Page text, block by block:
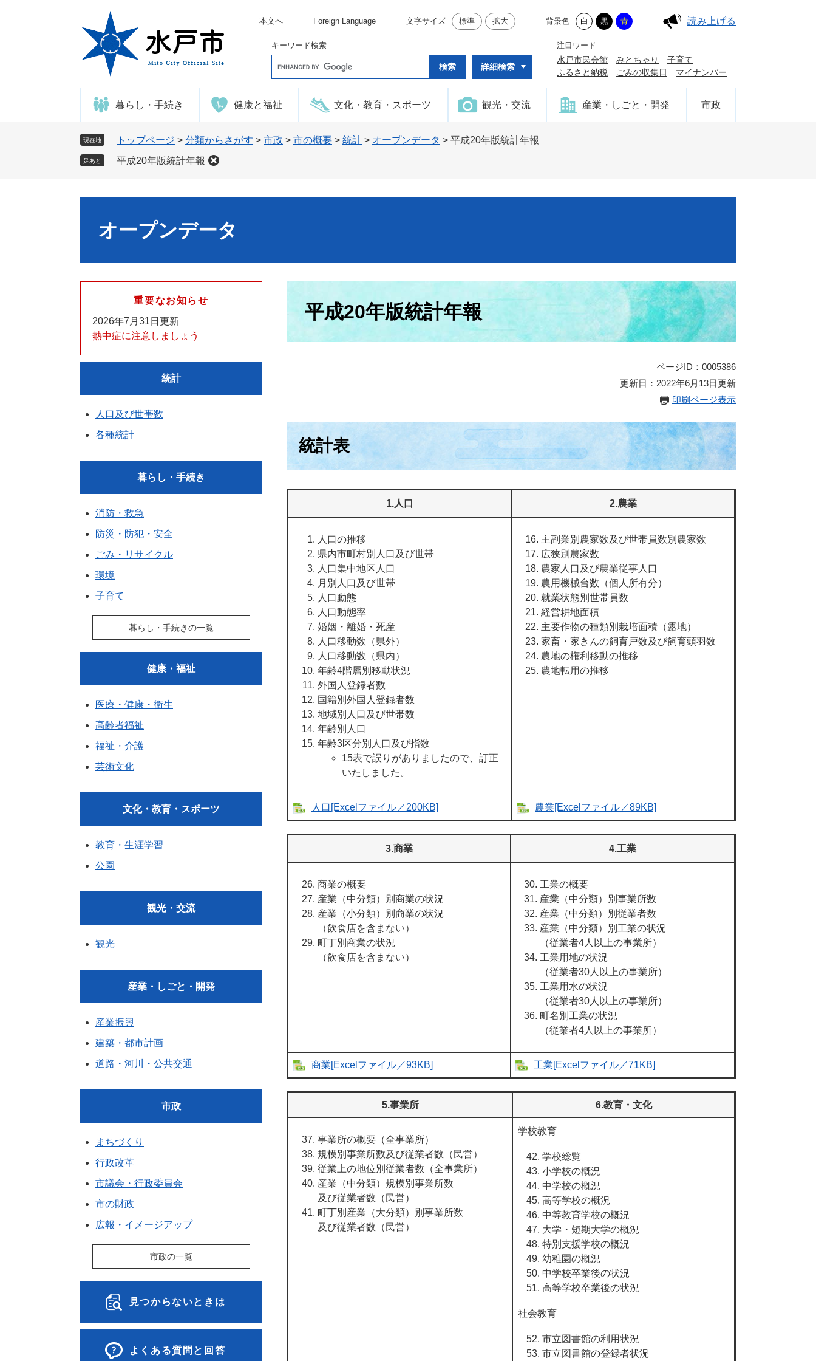
本文へ Foreign Language 文字サイズ 標準 拡大 背景色 白 黒 青 読み上げる
キーワード検索
o
e
タ
ム
詳細検索
注目ワード
水戸市民会館 みとちゃり
子育て
ふるさと納税
ごみの収集日 マイナンバー
暮らし・手続き 健康と福祉 文化・教育・スポーツ 観光・交流 産業・しごと・開発 市政
現在地 トップページ > 分類からさがす > 市政 > 市の概要 > 統計 > オープンデータ > 平成20年版統計年報
足あと 平成20年版統計年報
オープンデータ
平成20年版統計年報
ページID：0005386
更新日：2022年6月13日更新
印刷ページ表示
統計表
1.人口 2.農業
人口の推移
県内市町村別人口及び世帯
人口集中地区人口
月別人口及び世帯
人口動態
人口動態率
婚姻・離婚・死産
人口移動数（県外）
人口移動数（県内）
年齢4階層別移動状況
外国人登録者数
国籍別外国人登録者数
地域別人口及び世帯数
年齢別人口
年齢3区分別人口及び指数
15表で誤りがありましたので、訂正
いたしました。
主副業別農家数及び世帯員数別農家数
広狭別農家数
農家人口及び農業従事人口
農用機械台数（個人所有分）
就業状態別世帯員数
経営耕地面積
主要作物の種類別栽培面積（露地）
家畜・家きんの飼育戸数及び飼育頭羽数
農地の権利移動の推移
農地転用の推移
人口[Excelファイル／200KB] 農業[Excelファイル／89KB]
3.商業 4.工業
商業の概要
産業（中分類）別商業の状況
産業（小分類）別商業の状況
（飲食店を含まない）
町丁別商業の状況
（飲食店を含まない）
工業の概要
産業（中分類）別事業所数
産業（中分類）別従業者数
産業（中分類）別工業の状況
（従業者4人以上の事業所）
工業用地の状況
（従業者30人以上の事業所）
工業用水の状況
（従業者30人以上の事業所）
町名別工業の状況
（従業者4人以上の事業所）
商業[Excelファイル／93KB] 工業[Excelファイル／71KB]
5.事業所 6.教育・文化
事業所の概要（全事業所）
規模別事業所数及び従業者数（民営）
従業上の地位別従業者数（全事業所）
産業（中分類）規模別事業所数
及び従業者数（民営）
町丁別産業（大分類）別事業所数
及び従業者数（民営）
学校教育
学校総覧
小学校の概況
中学校の概況
高等学校の概況
中等教育学校の概況
大学・短期大学の概況
特別支援学校の概況
幼稚園の概況
中学校卒業後の状況
高等学校卒業後の状況
社会教育
市立図書館の利用状況
市立図書館の登録者状況
重要なお知らせ
2026年7月31日更新
熱中症に注意しましょう
統計
人口及び世帯数
各種統計
暮らし・手続き
消防・救急
防災・防犯・安全
ごみ・リサイクル
環境
子育て
暮らし・手続きの一覧
健康・福祉
医療・健康・衛生
高齢者福祉
福祉・介護
芸術文化
文化・教育・スポーツ
教育・生涯学習
公園
観光・交流
観光
産業・しごと・開発
産業振興
建築・都市計画
道路・河川・公共交通
市政
まちづくり
行政改革
市議会・行政委員会
市の財政
広報・イメージアップ
市政の一覧
見つからないときは
よくある質問と回答